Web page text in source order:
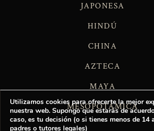
JAPONESA
HINDÚ
CHINA
AZTECA
MAYA
MESOPOTÁMICA
Utilizamos cookies para ofrecerte la mejor
nuestra web. Supongo que estarás de
caso, es tu decisión (o si tienes menos de 14
padres o tutores legales)